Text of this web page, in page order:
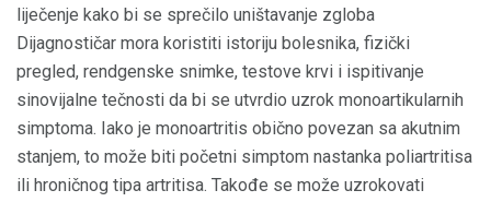
liječenje kako bi se sprečilo uništavanje zgloba
Dijagnostičar mora koristiti istoriju bolesnika, fizički
pregled, rendgenske snimke, testove krvi i ispitivanje
sinovijalne tečnosti da bi se utvrdio uzrok monoartikularnih
simptoma. Iako je monoartritis obično povezan sa akutnim
stanjem, to može biti početni simptom nastanka poliartritisa
ili hroničnog tipa artritisa. Takođe se može uzrokovati